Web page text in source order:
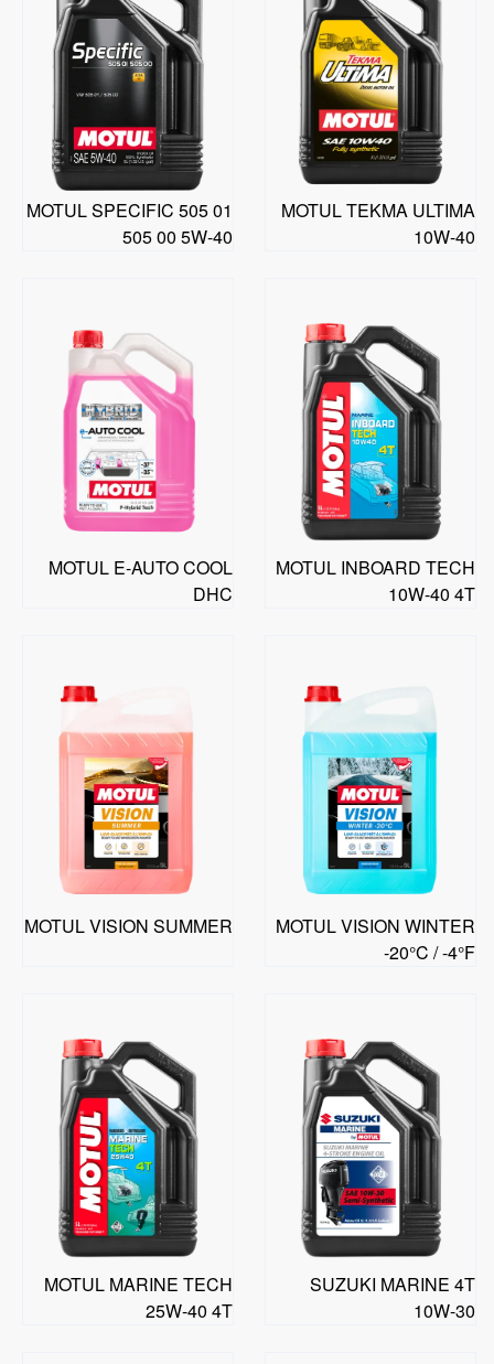
MOTUL TEKMA ULTIMA
10W-40
MOTUL SPECIFIC 505 01
505 00 5W-40
MOTUL INBOARD TECH
10W-40 4T
MOTUL E-AUTO COOL
DHC
MOTUL VISION WINTER
-20°C / -4°F
MOTUL VISION SUMMER
SUZUKI MARINE 4T
10W-30
MOTUL MARINE TECH
25W-40 4T